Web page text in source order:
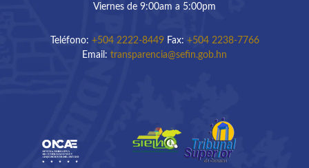
Viernes de 9:00am a 5:00pm
Teléfono: +504 2222-8449Fax: +504 2238-7766
Email: transparencia@sefin.gob.hn